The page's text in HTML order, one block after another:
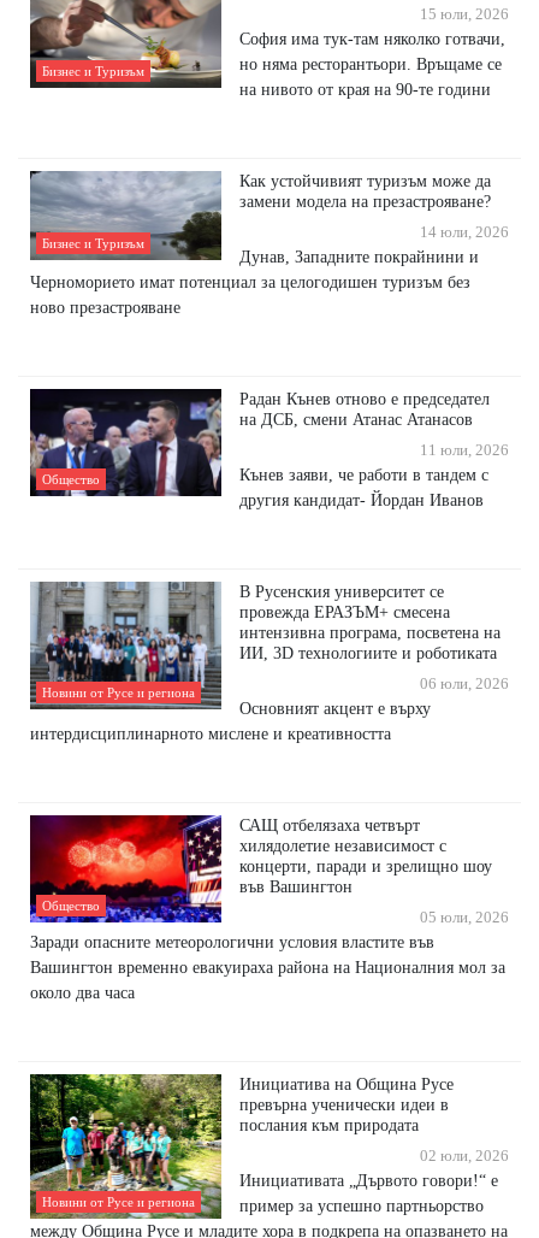
Бизнес и Туризъм
15 юли, 2026
София има тук-там няколко готвачи,
но няма ресторантьори. Връщаме се
на нивото от края на 90-те години
Бизнес и Туризъм
Как устойчивият туризъм може да
замени модела на презастрояване?
14 юли, 2026
Дунав, Западните покрайнини и
Черноморието имат потенциал за целогодишен туризъм без
ново презастрояване
Общество
Радан Кънев отново е председател
на ДСБ, смени Атанас Атанасов
11 юли, 2026
Кънев заяви, че работи в тандем с
другия кандидат- Йордан Иванов
Новини от Русе и региона
В Русенския университет се
провежда ЕРАЗЪМ+ смесена
интензивна програма, посветена на
ИИ, 3D технологиите и роботиката
06 юли, 2026
Основният акцент е върху
интердисциплинарното мислене и креативността
Общество
САЩ отбелязаха четвърт
хилядолетие независимост с
концерти, паради и зрелищно шоу
във Вашингтон
05 юли, 2026
Заради опасните метеорологични условия властите във
Вашингтон временно евакуираха района на Националния мол за
около два часа
Новини от Русе и региона
Инициатива на Община Русе
превърна ученически идеи в
послания към природата
02 юли, 2026
Инициативата „Дървото говори!“ е
пример за успешно партньорство
между Община Русе и младите хора в подкрепа на опазването на